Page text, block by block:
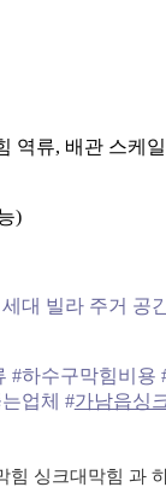
역류, 배관 스케일
)
대 빌라 주거 공
#하수구막힘비용
업체 #가남읍싱
힘 싱크대막힘 과